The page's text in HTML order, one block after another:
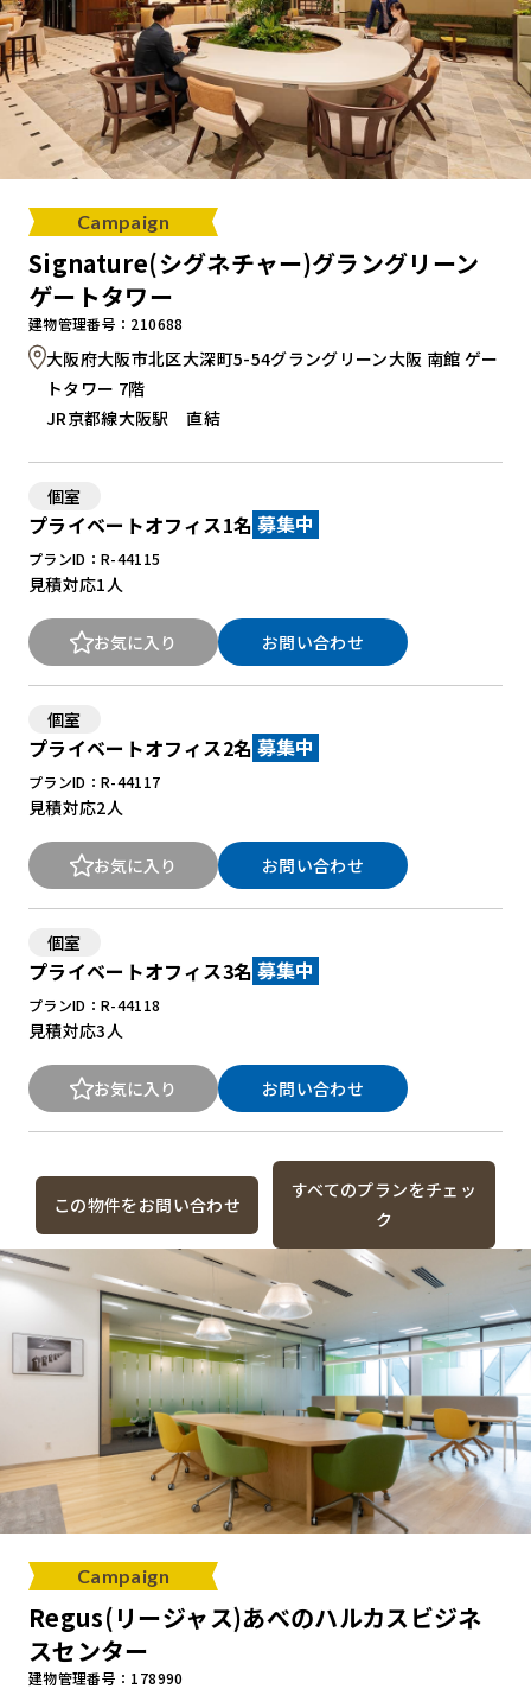
Campaign
Signature(シグネチャー)グラングリーン
ゲートタワー
建物管理番号：210688
大阪府大阪市北区大深町5-54グラングリーン大阪 南館 ゲー
トタワー 7階
JR京都線大阪駅 直結
個室
プライベートオフィス1名 募集中
プランID：R-44115
見積対応1人
お気に入り お問い合わせ
個室
プライベートオフィス2名 募集中
プランID：R-44117
見積対応2人
お気に入り お問い合わせ
個室
プライベートオフィス3名 募集中
プランID：R-44118
見積対応3人
お気に入り お問い合わせ
この物件をお問い合わせ
すべてのプランをチェッ
ク
Campaign
Regus(リージャス)あべのハルカスビジネ
スセンター
建物管理番号：178990